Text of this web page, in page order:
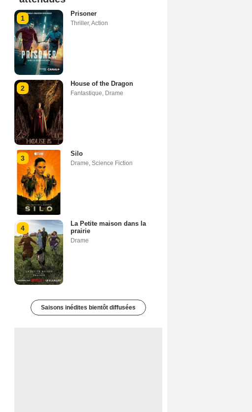
1
Prisoner
Thriller,Action
2
House of the Dragon
Fantastique, Drame
3
Silo
Drame, Science Fiction
4
La Petite maison dans la
prairie
Drame
Saisons inédites bientôt diffusées